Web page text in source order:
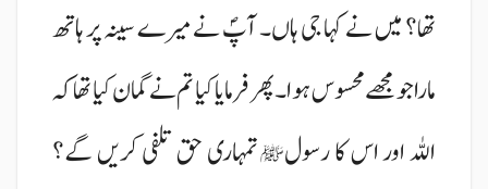
تھا؟ میں نے کہا جی ہاں۔ آپؐ نے میرے سینہ پر ہاتھ
مارا جو مجھے محسوس ہوا۔ پھر فرمایا کیا تم نے گمان کیا تھا کہ
اللہ اور اس کا رسولﷺتمہاری حق تلفی کریں گے؟